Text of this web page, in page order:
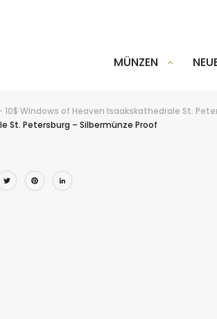
MÜNZEN
10$ Windows of Heaven Isaakskathedrale St.
St. Petersburg – Silbermünze Proof
Facebook
TwitterPinterest